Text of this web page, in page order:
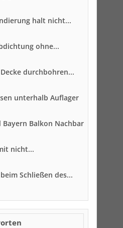
halt nicht...
ohne...
durchbohren...
unterhalb Auflager
Bayern Balkon Nachbar
nicht...
Schließen des...